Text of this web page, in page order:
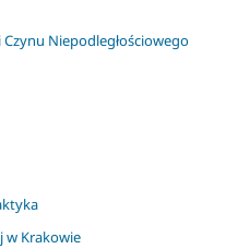
Niepodległościowego
w Krakowie